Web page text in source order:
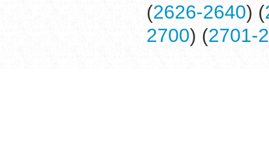
(2626-2640) (
2700) (2701-